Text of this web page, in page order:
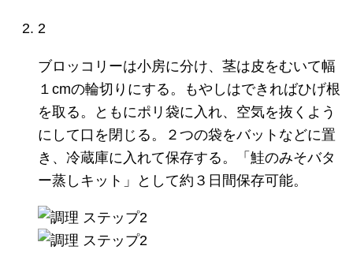
2
ブロッコリーは小房に分け、茎は皮をむいて幅
１cmの輪切りにする。もやしはできればひげ根
を取る。ともにポリ袋に入れ、空気を抜くよう
にして口を閉じる。２つの袋をバットなどに置
き、冷蔵庫に入れて保存する。「鮭のみそバタ
ー蒸しキット」として約３日間保存可能。